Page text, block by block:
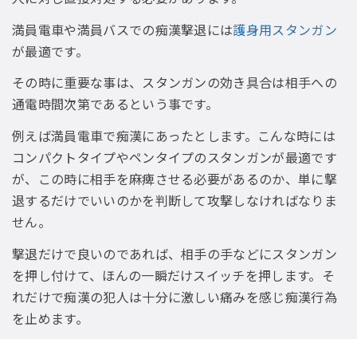
満員電車や満員バスでの痴漢撃退には護身用スタンガン
が最適です。
その時に重要な事は、スタンガンの効き具合は相手への
通電時間次第であるという事です。
例えば満員電車で痴漢にあったとします。こんな時には
コンパクトタイプやペンタイプのスタンガンが最適です
が、この時に相手を麻痺させる必要があるのか、単に撃
退するだけでいいのかを判断して攻撃しなければなりま
せん。
撃退だけで良いのであれば、相手の手などにスタンガン
を押し付けて、ほんの一瞬だけスイッチを押します。そ
れだけで痴漢の犯人は十分に激しい痛みを感じ痴漢行為
を止めます。